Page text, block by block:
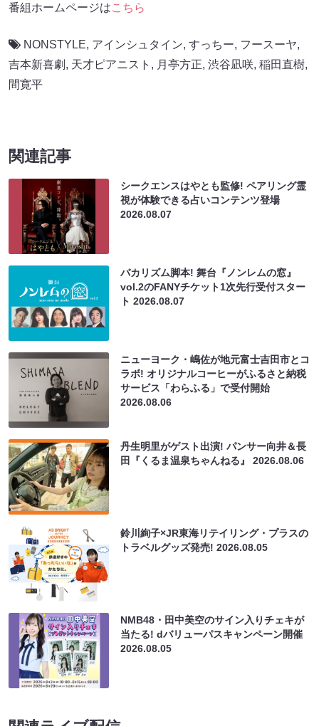
番組ホームページはこちら
NONSTYLE, アインシュタイン, すっちー, フースーヤ,
吉本新喜劇 , 天才ピアニスト , 月亭方正, 渋谷凪咲, 稲田直樹,
間寛平
関連記事
シークエンスはやとも監修! ペアリング霊
視が体験できる占いコンテンツ登場
2026.08.07
バカリズム脚本! 舞台『ノンレムの窓』
vol.2のFANYチケット1次先行受付スター
ト2026.08.07
ニューヨーク・嶋佐が地元富士吉田市とコ
ラボ! オリジナルコーヒーがふるさと納税
サービス「わらふる」で受付開始
2026.08.06
丹生明里がゲスト出演! パンサー向井＆長
田『くるま温泉ちゃんねる』2026.08.06
鈴川絢子×JR東海リテイリング・プラスの
トラベルグッズ発売!2026.08.05
NMB48・田中美空のサイン入りチェキが
当たる! dバリューパスキャンペーン開催
2026.08.05